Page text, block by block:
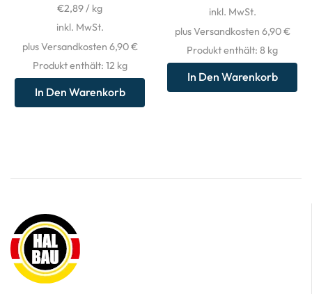
€2,89/ kg
inkl. MwSt.
plus Versandkosten 6,90 €
Produkt enthält: 12 kg
In Den Warenkorb
inkl. MwSt.
plus Versandkosten 6,90 €
Produkt enthält: 8 kg
In Den Warenkorb